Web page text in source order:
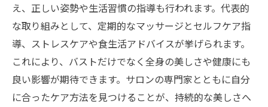
え、正しい姿勢や生活習慣の指導も行われます。代表的
な取り組みとして、定期的なマッサージとセルフケア指
導、ストレスケアや食生活アドバイスが挙げられます。
これにより、バストだけでなく全身の美しさや健康にも
良い影響が期待できます。サロンの専門家とともに自分
に合ったケア方法を見つけることが、持続的な美しさへ